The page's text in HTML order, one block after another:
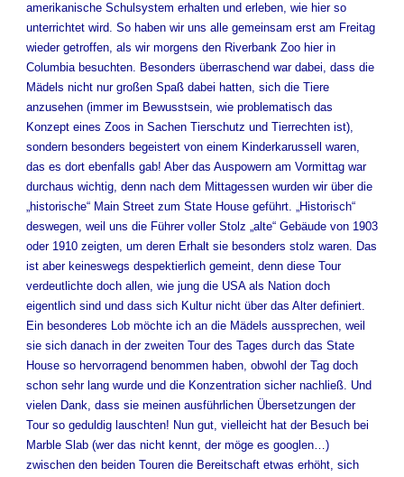
amerikanische Schulsystem erhalten und erleben, wie hier so
unterrichtet wird. So haben wir uns alle gemeinsam erst am Freitag
wieder getroffen, als wir morgens den Riverbank Zoo hier in
Columbia besuchten. Besonders überraschend war dabei, dass die
Mädels nicht nur großen Spaß dabei hatten, sich die Tiere
anzusehen (immer im Bewusstsein, wie problematisch das
Konzept eines Zoos in Sachen Tierschutz und Tierrechten ist),
sondern besonders begeistert von einem Kinderkarussell waren,
das es dort ebenfalls gab! Aber das Auspowern am Vormittag war
durchaus wichtig, denn nach dem Mittagessen wurden wir über die
„historische“ Main Street zum State House geführt. „Historisch“
deswegen, weil uns die Führer voller Stolz „alte“ Gebäude von 1903
oder 1910 zeigten, um deren Erhalt sie besonders stolz waren. Das
ist aber keineswegs despektierlich gemeint, denn diese Tour
verdeutlichte doch allen, wie jung die USA als Nation doch
eigentlich sind und dass sich Kultur nicht über das Alter definiert.
Ein besonderes Lob möchte ich an die Mädels aussprechen, weil
sie sich danach in der zweiten Tour des Tages durch das State
House so hervorragend benommen haben, obwohl der Tag doch
schon sehr lang wurde und die Konzentration sicher nachließ. Und
vielen Dank, dass sie meinen ausführlichen Übersetzungen der
Tour so geduldig lauschten! Nun gut, vielleicht hat der Besuch bei
Marble Slab (wer das nicht kennt, der möge es googlen…)
zwischen den beiden Touren die Bereitschaft etwas erhöht, sich